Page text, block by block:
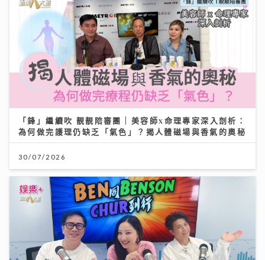
「鋒」繼續吹 靚靚陪審團 | 美容師x命理專家深入剖析：
為何做完護理仍缺乏「氣色」？揭人體磁場與香氣的奧秘
30/07/2026